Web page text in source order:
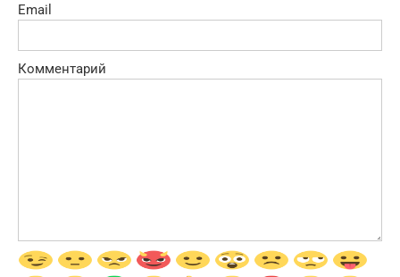
Email
Комментарий